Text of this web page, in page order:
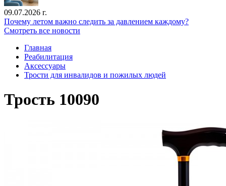
09.07.2026 г.
Почему летом важно следить за давлением каждому?
Смотреть все новости
Главная
Реабилитация
Аксессуары
Трости для инвалидов и пожилых людей
Трость 10090